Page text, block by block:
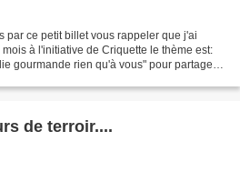
par ce petit billet vous rappeler que j'ai
à l'initiative de Criquette le thème est:
gourmande rien qu'à vous" pour partager
de terroir....